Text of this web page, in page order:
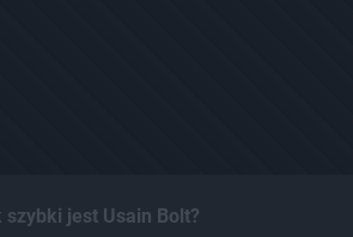
szybki jest Usain Bolt?